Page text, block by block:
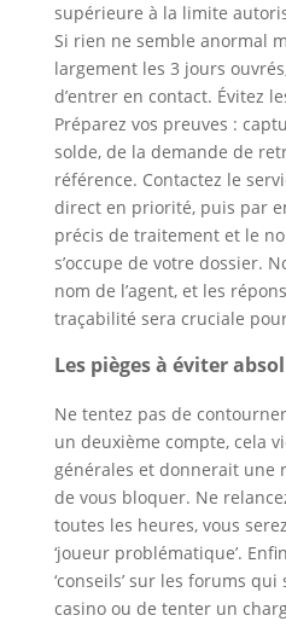
supérieure à la limite
Si rien ne semble anormal
largement les 3 jours
d’entrer en contact. Évitez
Préparez vos preuves :
solde, de la demande de
référence. Contactez le
direct en priorité, puis par
précis de traitement et le
s’occupe de votre dossier.
nom de l’agent, et les
traçabilité sera cruciale
Les pièges à éviter
Ne tentez pas de
un deuxième compte, cela
générales et donnerait une
de vous bloquer. Ne
toutes les heures, vous
‘joueur problématique’.
‘conseils’ sur les forums
casino ou de tenter un